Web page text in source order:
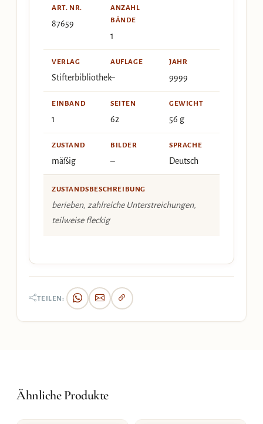
ART. NR.
87659
ANZAHL
BÄNDE
1
VERLAG
Stifterbibliothek
AUFLAGE
–
JAHR
9999
EINBAND
1
SEITEN
62
GEWICHT
56 g
ZUSTAND
mäßig
BILDER
–
SPRACHE
Deutsch
ZUSTANDSBESCHREIBUNG
berieben, zahlreiche Unterstreichungen,
teilweise fleckig
TEILEN:
Ähnliche Produkte